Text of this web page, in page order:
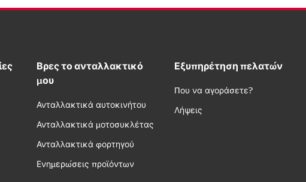
Βρες το ανταλλακτικό
μου
Ανταλλακτικά αυτοκινήτου
Ανταλλακτικά μοτοσυκλέτας
Ανταλλακτικά φορτηγού
Ενημερώσεις προϊόντων
Εξυπηρέτηση πελατών
Που να αγοράσετε?
Λήψεις